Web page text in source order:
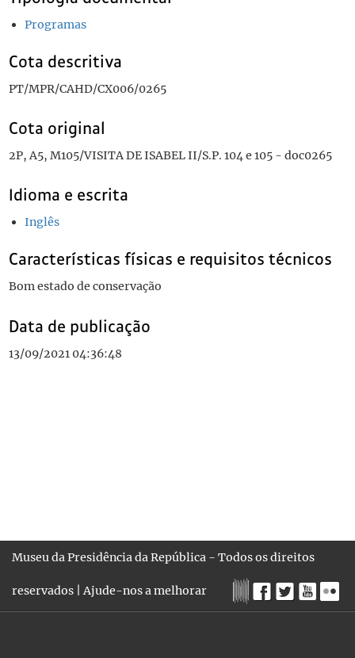
Programas
Cota descritiva
PT/MPR/CAHD/CX006/0265
Cota original
2P, A5, M105/VISITA DE ISABEL II/S.P. 104 e 105 - doc0265
Idioma e escrita
Inglês
Características físicas e requisitos técnicos
Bom estado de conservação
Data de publicação
13/09/2021 04:36:48
Museu da Presidência da República - Todos os direitos
reservados |Ajude-nos a melhorar